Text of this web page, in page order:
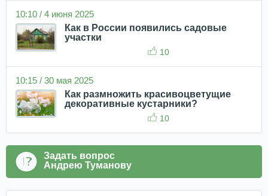
10:10 / 4 июня 2025
Как в России появились садовые
участки
10
10:15 / 30 мая 2025
Как размножить красивоцветущие
декоративные кустарники?
10
Задать вопрос
Андрею Туманову